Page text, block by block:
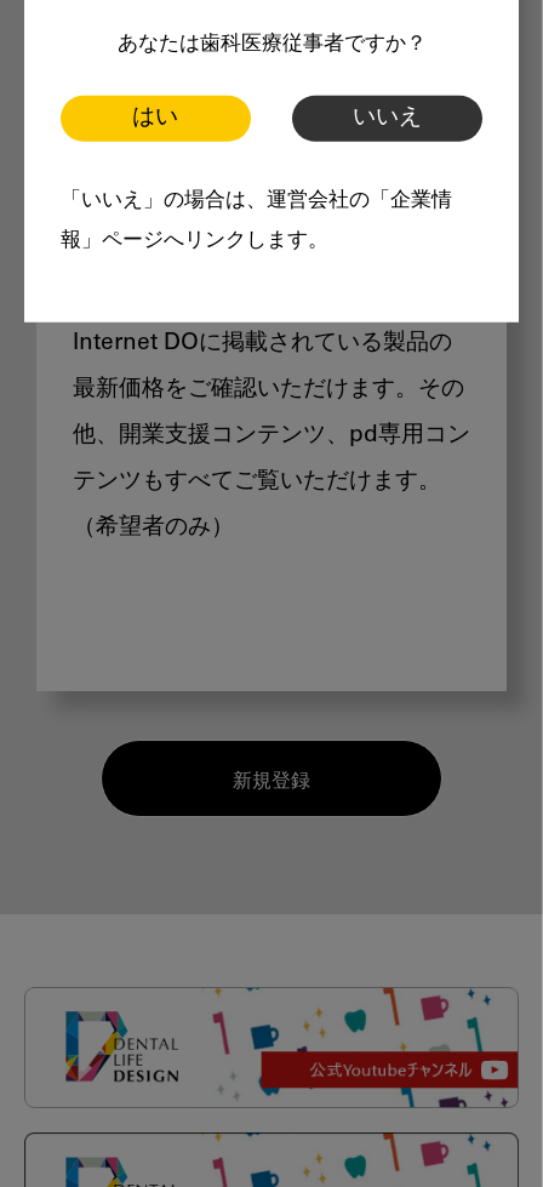
あなたは歯科医療従事者ですか？
はい いいえ
「いいえ」の場合は、運営会社の「企業情
報」ページへリンクします。
製品価格も閲覧可能
Internet DOに掲載されている製品の
最新価格をご確認いただけます。その
他、開業支援コンテンツ、pd専用コン
テンツもすべてご覧いただけます。
（希望者のみ）
新規登録